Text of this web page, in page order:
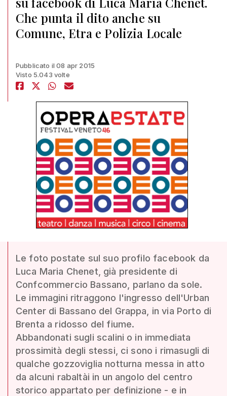
Che punta il dito anche su
Comune, Etra e Polizia Locale
Pubblicato il 08 apr 2015
Visto 5.043 volte
Le foto postate sul suo profilo facebook da
Luca Maria Chenet, già presidente di
Confcommercio Bassano, parlano da sole.
Le immagini ritraggono l'ingresso dell'Urban
Center di Bassano del Grappa, in via Porto di
Brenta a ridosso del fiume.
Abbandonati sugli scalini o in immediata
prossimità degli stessi, ci sono i rimasugli di
qualche gozzoviglia notturna messa in atto
da alcuni rabaltài in un angolo del centro
storico appartato per definizione - e in